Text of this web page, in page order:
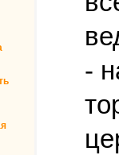
-